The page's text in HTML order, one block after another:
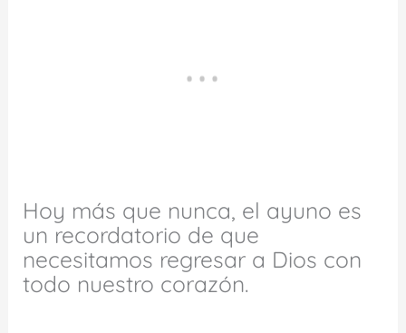
Hoy más que nunca, el ayuno es
un recordatorio de que
necesitamos regresar a Dios con
todo nuestro corazón.